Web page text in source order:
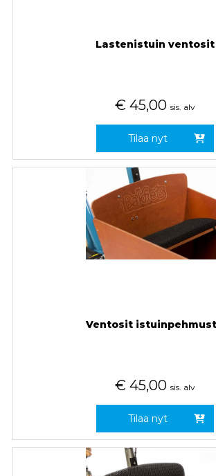
Lastenistuin ventosit
€ 45,00 sis. alv
Tilaa nyt
Ventosit
€ 45,00 sis. alv
Tilaa nyt